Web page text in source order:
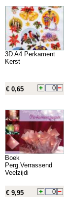
3D A4 Perkament
Kerst
€ 0,65
Boek
Perg.Verrassend
Veelzijdi
€ 9,95